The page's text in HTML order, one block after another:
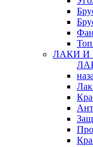
ЛАКИ И